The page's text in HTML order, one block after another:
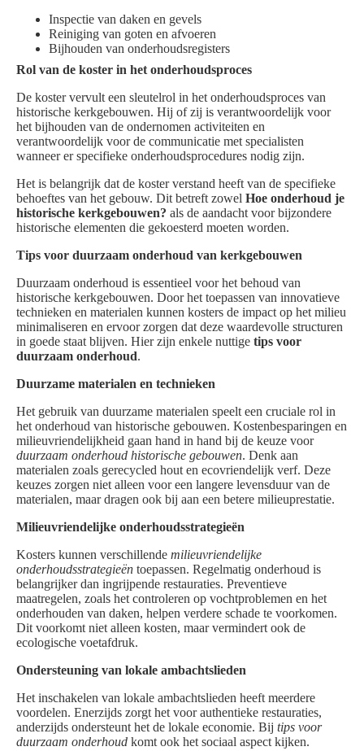
Inspectie van daken en gevels
Reiniging van goten en afvoeren
Bijhouden van onderhoudsregisters
Rol van de koster in het onderhoudsproces
De koster vervult een sleutelrol in het onderhoudsproces van
historische kerkgebouwen. Hij of zij is verantwoordelijk voor
het bijhouden van de ondernomen activiteiten en
verantwoordelijk voor de communicatie met specialisten
wanneer er specifieke onderhoudsprocedures nodig zijn.
Het is belangrijk dat de koster verstand heeft van de specifieke
behoeftes van het gebouw. Dit betreft zowel Hoe onderhoud je
historische kerkgebouwen? als de aandacht voor bijzondere
historische elementen die gekoesterd moeten worden.
Tips voor duurzaam onderhoud van kerkgebouwen
Duurzaam onderhoud is essentieel voor het behoud van
historische kerkgebouwen. Door het toepassen van innovatieve
technieken en materialen kunnen kosters de impact op het milieu
minimaliseren en ervoor zorgen dat deze waardevolle structuren
in goede staat blijven. Hier zijn enkele nuttige tips voor
duurzaam onderhoud.
Duurzame materialen en technieken
Het gebruik van duurzame materialen speelt een cruciale rol in
het onderhoud van historische gebouwen. Kostenbesparingen en
milieuvriendelijkheid gaan hand in hand bij de keuze voor
duurzaam onderhoud historische gebouwen. Denk aan
materialen zoals gerecycled hout en ecovriendelijk verf. Deze
keuzes zorgen niet alleen voor een langere levensduur van de
materialen, maar dragen ook bij aan een betere milieuprestatie.
Milieuvriendelijke onderhoudsstrategieën
Kosters kunnen verschillende milieuvriendelijke
onderhoudsstrategieën toepassen. Regelmatig onderhoud is
belangrijker dan ingrijpende restauraties. Preventieve
maatregelen, zoals het controleren op vochtproblemen en het
onderhouden van daken, helpen verdere schade te voorkomen.
Dit voorkomt niet alleen kosten, maar vermindert ook de
ecologische voetafdruk.
Ondersteuning van lokale ambachtslieden
Het inschakelen van lokale ambachtslieden heeft meerdere
voordelen. Enerzijds zorgt het voor authentieke restauraties,
anderzijds ondersteunt het de lokale economie. Bij tips voor
duurzaam onderhoud komt ook het sociaal aspect kijken.